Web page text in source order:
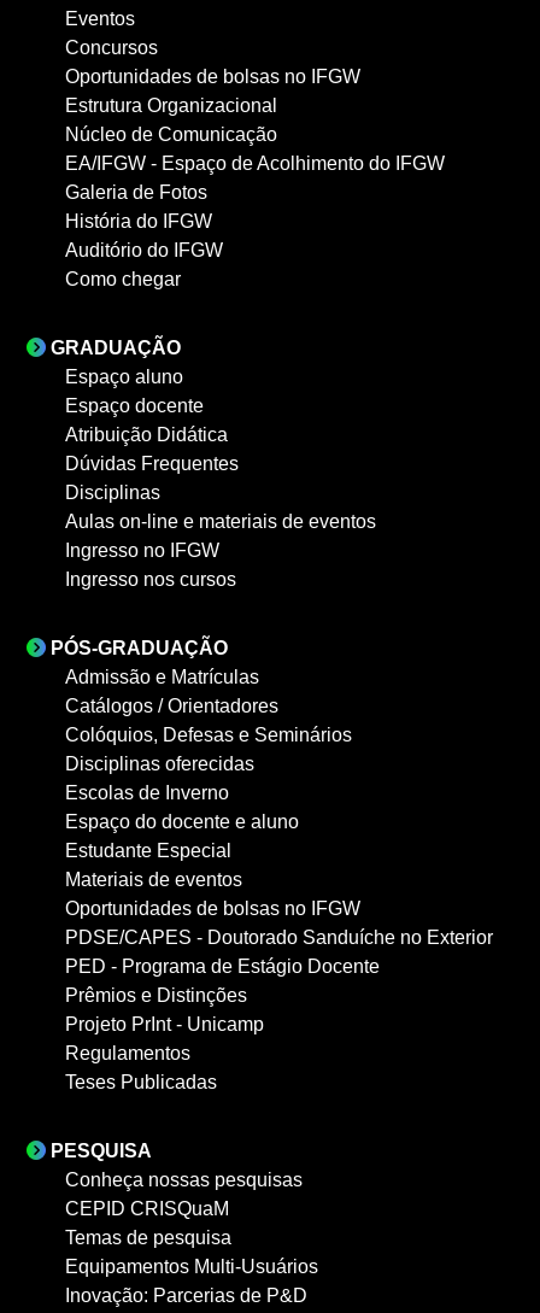
Eventos
Concursos
Oportunidades de bolsas no IFGW
Estrutura Organizacional
Núcleo de Comunicação
EA/IFGW - Espaço de Acolhimento do IFGW
Galeria de Fotos
História do IFGW
Auditório do IFGW
Como chegar
GRADUAÇÃO
Espaço aluno
Espaço docente
Atribuição Didática
Dúvidas Frequentes
Disciplinas
Aulas on-line e materiais de eventos
Ingresso no IFGW
Ingresso nos cursos
PÓS-GRADUAÇÃO
Admissão e Matrículas
Catálogos / Orientadores
Colóquios, Defesas e Seminários
Disciplinas oferecidas
Escolas de Inverno
Espaço do docente e aluno
Estudante Especial
Materiais de eventos
Oportunidades de bolsas no IFGW
PDSE/CAPES - Doutorado Sanduíche no Exterior
PED - Programa de Estágio Docente
Prêmios e Distinções
Projeto PrInt - Unicamp
Regulamentos
Teses Publicadas
PESQUISA
Conheça nossas pesquisas
CEPID CRISQuaM
Temas de pesquisa
Equipamentos Multi-Usuários
Inovação: Parcerias de P&D